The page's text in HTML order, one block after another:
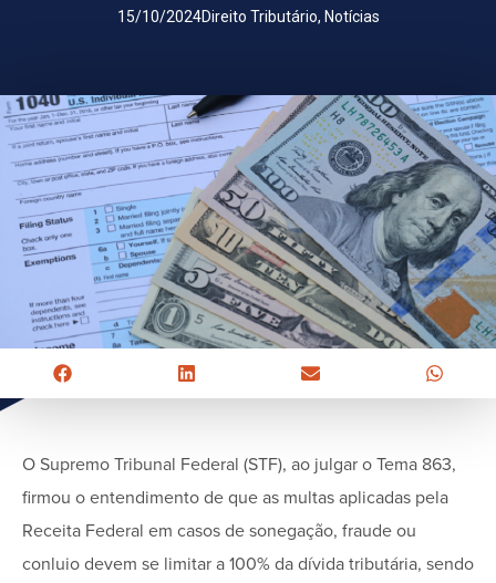
15/10/2024Direito Tributário, Notícias
O Supremo Tribunal Federal (STF), ao julgar o Tema 863,
firmou o entendimento de que as multas aplicadas pela
Receita Federal em casos de sonegação, fraude ou
conluio devem se limitar a 100% da dívida tributária, sendo